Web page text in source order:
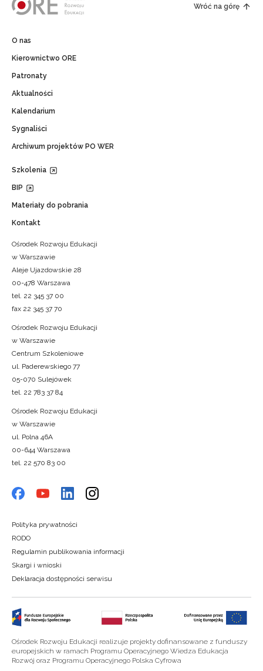
Wróć na górę
O nas
Kierownictwo ORE
Patronaty
Aktualności
Kalendarium
Sygnaliści
Archiwum projektów PO WER
Szkolenia
BIP
Materiały do pobrania
Kontakt
Ośrodek Rozwoju Edukacji
w Warszawie
Aleje Ujazdowskie 28
00-478 Warszawa
tel. 22 345 37 00
fax 22 345 37 70
Ośrodek Rozwoju Edukacji
w Warszawie
Centrum Szkoleniowe
ul. Paderewskiego 77
05-070 Sulejówek
tel. 22 783 37 84
Ośrodek Rozwoju Edukacji
w Warszawie
ul. Polna 46A
00-644 Warszawa
tel. 22 570 83 00
Polityka prywatności
RODO
Regulamin publikowania informacji
Skargi i wnioski
Deklaracja dostępności serwisu
Ośrodek Rozwoju Edukacji realizuje projekty dofinansowane z funduszy
europejskich w ramach Programu Operacyjnego Wiedza Edukacja
Rozwój oraz Programu Operacyjnego Polska Cyfrowa